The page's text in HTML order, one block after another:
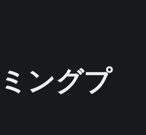
ングプ